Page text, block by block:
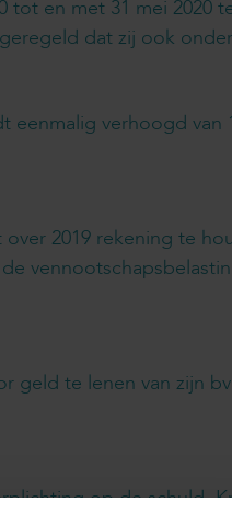
en met 31 mei 2020
dat zij ook
verhoogd van
2019 rekening te
geld te lenen van zijn
op de schuld.